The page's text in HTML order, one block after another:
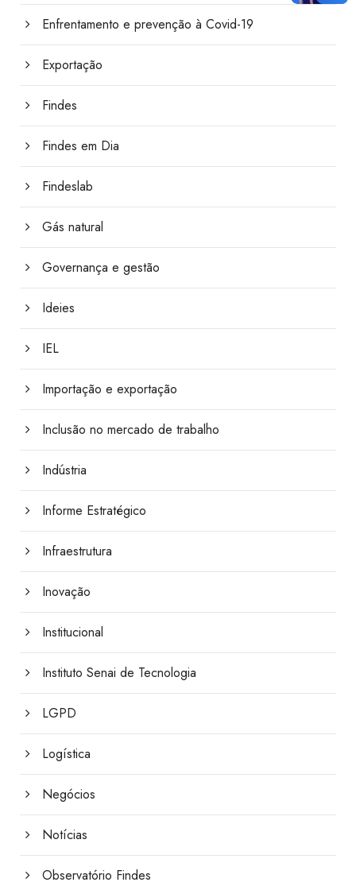
Enfrentamento e prevenção à Covid-19
Exportação
Findes
Findes em Dia
Findeslab
Gás natural
Governança e gestão
Ideies
IEL
Importação e exportação
Inclusão no mercado de trabalho
Indústria
Informe Estratégico
Infraestrutura
Inovação
Institucional
Instituto Senai de Tecnologia
LGPD
Logística
Negócios
Notícias
Observatório Findes